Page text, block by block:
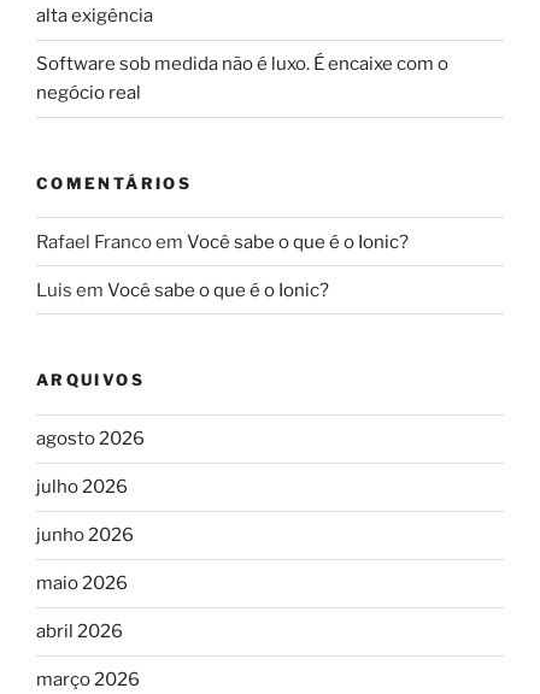
alta exigência
Software sob medida não é luxo. É encaixe com o
negócio real
COMENTÁRIOS
Rafael Francoem Você sabe o que é o Ionic?
Luis em Você sabe o que é o Ionic?
ARQUIVOS
agosto 2026
julho 2026
junho 2026
maio 2026
abril 2026
março 2026